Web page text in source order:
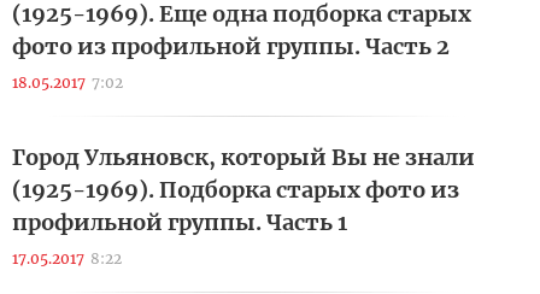
(1925-1969). Еще одна подборка старых
фото из профильной группы. Часть 2
18.05.2017 7:02
Город Ульяновск, который Вы не знали
(1925-1969). Подборка старых фото из
профильной группы. Часть 1
17.05.2017 8:22